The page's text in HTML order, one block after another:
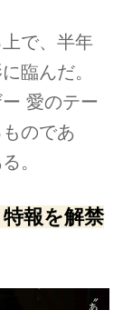
で、半年
臨んだ。
愛のテー
のであ
。
報を解禁